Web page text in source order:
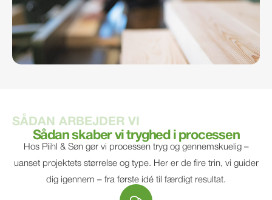
SÅDAN ARBEJDER VI
Sådan skaber vi tryghed i processen
Hos Piihl & Søn gør vi processen tryg og gennemskuelig –
uanset projektets størrelse og type. Her er de fire trin, vi guider
dig igennem – fra første idé til færdigt resultat.